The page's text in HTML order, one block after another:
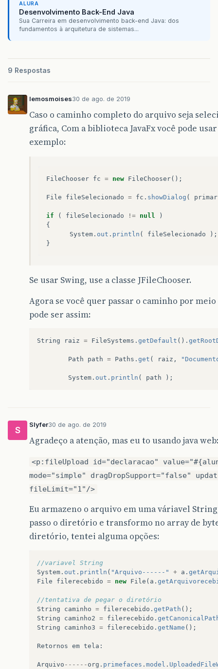
ALURA
Desenvolvimento Back-End Java
Sua Carreira em desenvolvimento back-end Java: dos
fundamentos à arquitetura de sistemas...
9 Respostas
lemosmoises30 de ago. de 2019
Caso o caminho completo do arquivo seja
gráfica, Com a biblioteca JavaFx você pode
exemplo:
FileChooser fc = new FileChooser();
File fileSelecionado = fc . showDialog (
if ( fileSelecionado != null
)
{
System . out . println ( fileSelecionado
);
}
Se usar Swing, use a classe JFileChooser.
Agora se você quer passar o caminho por
pode ser assim:
String raiz = FileSystems . getDefault ().
Path path = Paths . get ( raiz ,
System . out . println ( path );
S
Slyfer30 de ago. de 2019
Agradeço a atenção, mas eu to usando java
<p:fileUpload id="declaracao"
mode="simple" dragDropSupport="false"
fileLimit="1"/>
Eu armazeno o arquivo em uma váriavel
passo o diretório e transformo no array de
diretório, tentei alguma opções:
//variavel String
System . out . println ( "Arquivo------" + a .
File
filerecebido = new File ( a .
//tentativa de pegar o diretório
String
caminho = filerecebido . getPath ();
String
caminho2 = filerecebido .
String
caminho3 = filerecebido . getName ();
Retornos em tela :
Arquivo ------ org . primefaces . model .